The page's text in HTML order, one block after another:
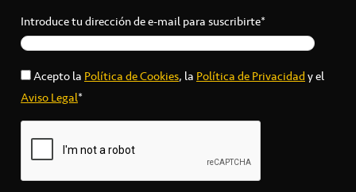
Introduce tu dirección de e-mail para suscribirte*
Acepto laPolítica de Cookies, laPolítica de Privacidady el
Aviso Legal*